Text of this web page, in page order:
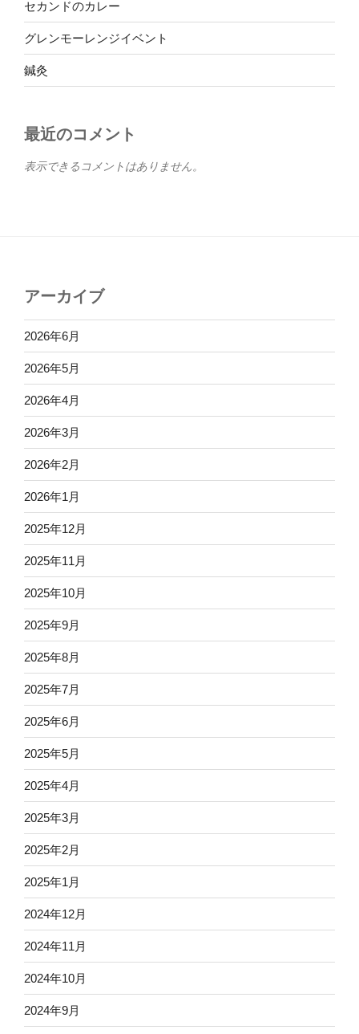
セカンドのカレー
グレンモーレンジイベント
鍼灸
最近のコメント
表示できるコメントはありません。
アーカイブ
2026年6月
2026年5月
2026年4月
2026年3月
2026年2月
2026年1月
2025年12月
2025年11月
2025年10月
2025年9月
2025年8月
2025年7月
2025年6月
2025年5月
2025年4月
2025年3月
2025年2月
2025年1月
2024年12月
2024年11月
2024年10月
2024年9月